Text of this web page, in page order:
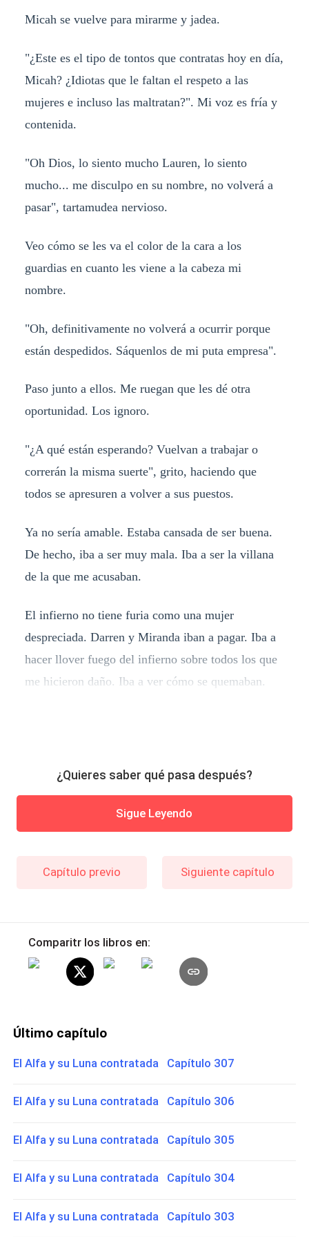
Micah se vuelve para mirarme y jadea.
"¿Este es el tipo de tontos que contratas hoy en día,
Micah? ¿Idiotas que le faltan el respeto a las
mujeres e incluso las maltratan?". Mi voz es fría y
contenida.
"Oh Dios, lo siento mucho Lauren, lo siento
mucho... me disculpo en su nombre, no volverá a
pasar", tartamudea nervioso.
Veo cómo se les va el color de la cara a los
guardias en cuanto les viene a la cabeza mi
nombre.
"Oh, definitivamente no volverá a ocurrir porque
están despedidos. Sáquenlos de mi puta empresa".
Paso junto a ellos. Me ruegan que les dé otra
oportunidad. Los ignoro.
"¿A qué están esperando? Vuelvan a trabajar o
correrán la misma suerte", grito, haciendo que
todos se apresuren a volver a sus puestos.
Ya no sería amable. Estaba cansada de ser buena.
De hecho, iba a ser muy mala. Iba a ser la villana
de la que me acusaban.
El infierno no tiene furia como una mujer
despreciada. Darren y Miranda iban a pagar. Iba a
hacer llover fuego del infierno sobre todos los que
me hicieron daño. Iba a ver cómo se quemaban.
¿Quieres saber qué pasa después?
Sigue Leyendo
Capítulo previo Siguiente capítulo
Comparitr los libros en:
Último capítulo
El Alfa y su Luna contratada Capítulo 307
El Alfa y su Luna contratada Capítulo 306
El Alfa y su Luna contratada Capítulo 305
El Alfa y su Luna contratada Capítulo 304
El Alfa y su Luna contratada Capítulo 303